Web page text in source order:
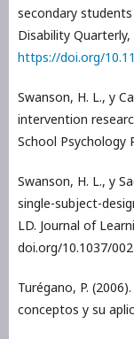
secondary
Disability Quarterly,
https://doi.org/
Swanson, H. L., y
intervention
School Psychology
Swanson, H. L., y
single-subject-
LD. Journal of
doi.org/10.1037/
Turégano, P.
conceptos y su